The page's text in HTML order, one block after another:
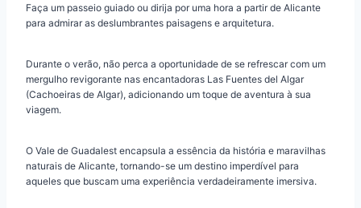
Faça um passeio guiado ou dirija por uma hora a partir de Alicante
para admirar as deslumbrantes paisagens e arquitetura.
Durante o verão, não perca a oportunidade de se refrescar com um
mergulho revigorante nas encantadoras Las Fuentes del Algar
(Cachoeiras de Algar), adicionando um toque de aventura à sua
viagem.
O Vale de Guadalest encapsula a essência da história e maravilhas
naturais de Alicante, tornando-se um destino imperdível para
aqueles que buscam uma experiência verdadeiramente imersiva.